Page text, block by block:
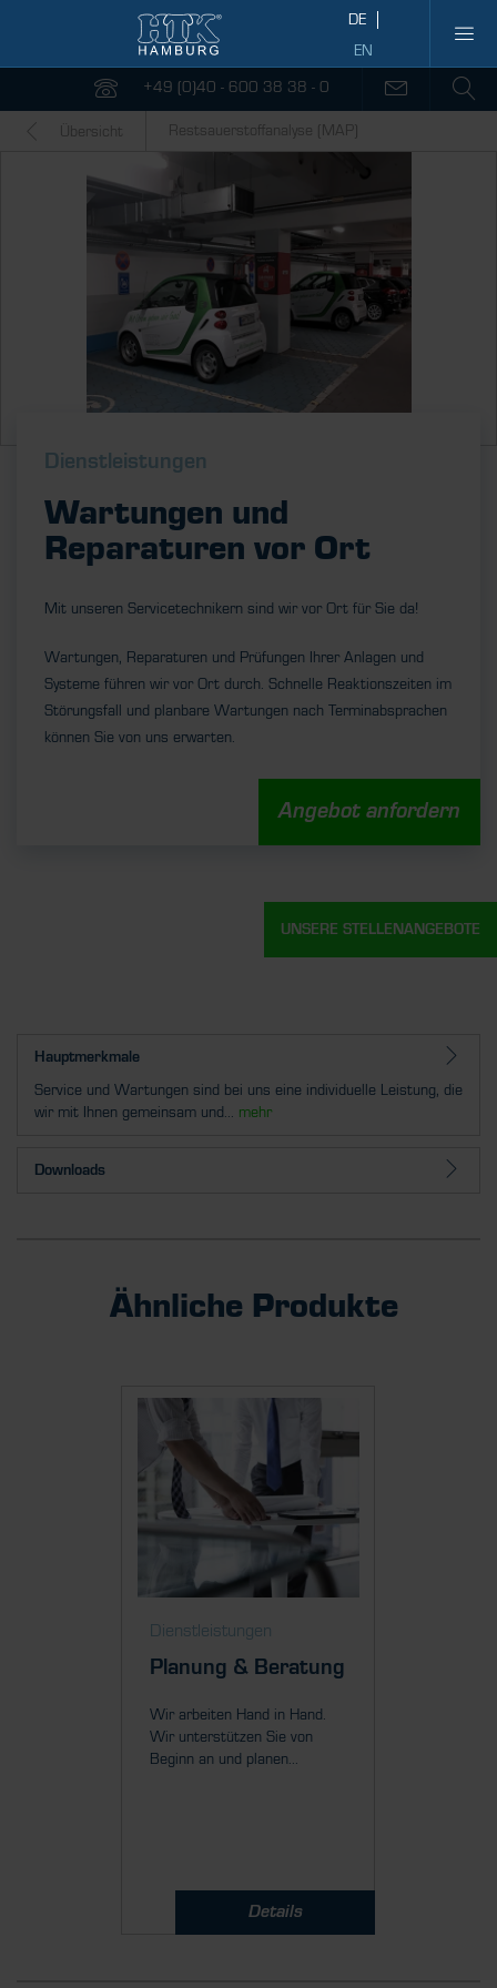
+49 (0)40 - 600 38 38 - 0
Übersicht Restsauerstoffanalyse (MAP)
Dienstleistungen
Wartungen und
Reparaturen vor Ort
Mit unseren Servicetechnikern sind wir vor Ort für Sie da!
Wartungen, Reparaturen und Prüfungen Ihrer Anlagen und
Systeme führen wir vor Ort durch. Schnelle Reaktionszeiten im
Störungsfall und planbare Wartungen nach Terminabsprachen
können Sie von uns erwarten.
Angebot anfordern
Hauptmerkmale
Service und Wartungen sind bei uns eine individuelle Leistung, die
wir mit Ihnen gemeinsam und... mehr
Downloads
Ähnliche Produkte
Dienstleistungen
Planung & Beratung
Wir arbeiten Hand in Hand.
Wir unterstützen Sie von
Beginn an und planen...
Details
UNSERE STELLENANGEBOTE